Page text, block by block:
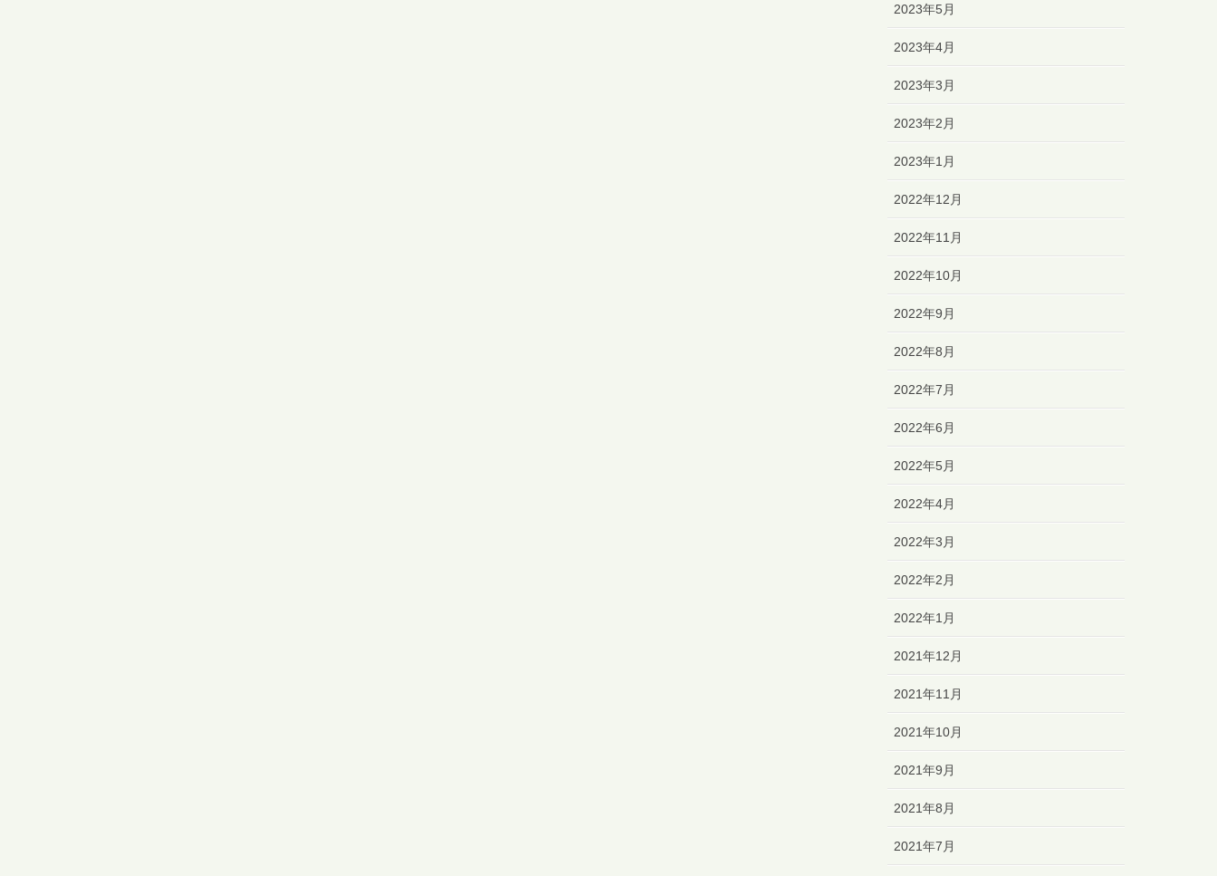
2023年5月
2023年4月
2023年3月
2023年2月
2023年1月
2022年12月
2022年11月
2022年10月
2022年9月
2022年8月
2022年7月
2022年6月
2022年5月
2022年4月
2022年3月
2022年2月
2022年1月
2021年12月
2021年11月
2021年10月
2021年9月
2021年8月
2021年7月